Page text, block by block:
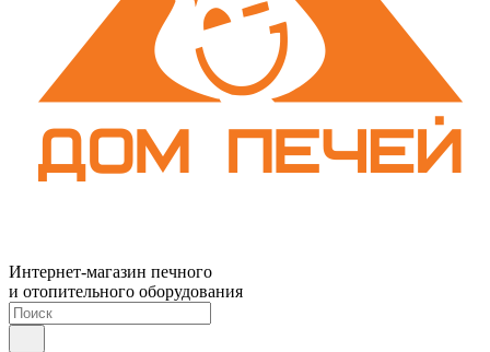
Интернет-магазин печного
и отопительного оборудования